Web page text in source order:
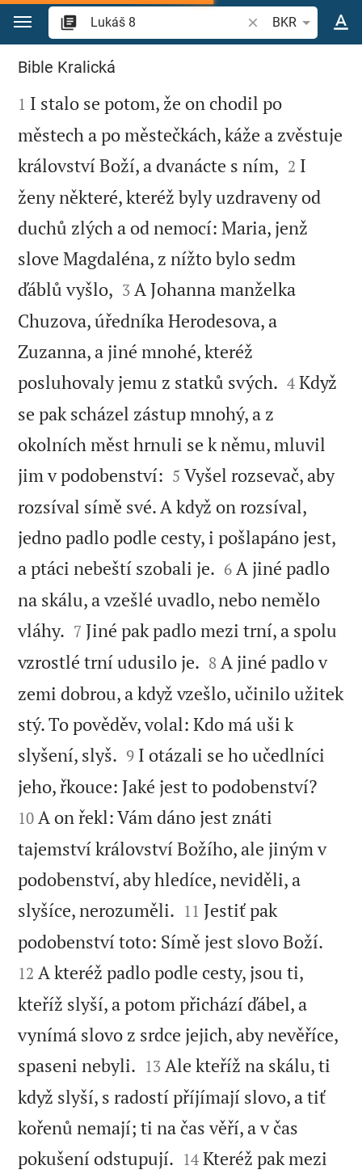
Přejít na obsah
Vyhledat biblický
BKR
Lukáš 8
Bible Kralická

1 I stalo se potom, že on chodil po
městech a po městečkách, káže a zvěstuje
království Boží, a dvanácte s ním, 

2 I
ženy některé, kteréž byly uzdraveny od
duchů zlých a od nemocí: Maria, jenž
slove Magdaléna, z nížto bylo sedm
ďáblů vyšlo, 

3 A Johanna manželka
Chuzova, úředníka Herodesova, a
Zuzanna, a jiné mnohé, kteréž
posluhovaly jemu z statků svých. 

4 Když
se pak scházel zástup mnohý, a z
okolních měst hrnuli se k němu, mluvil
jim v podobenství: 

5 Vyšel rozsevač, aby
rozsíval símě své. A když on rozsíval,
jedno padlo podle cesty, i pošlapáno jest,
a ptáci nebeští szobali je. 

6 A jiné padlo
na skálu, a vzešlé uvadlo, nebo nemělo
vláhy. 

7 Jiné pak padlo mezi trní, a spolu
vzrostlé trní udusilo je. 

8 A jiné padlo v
zemi dobrou, a když vzešlo, učinilo užitek
stý. To pověděv, volal: Kdo má uši k
slyšení, slyš. 

9 I otázali se ho učedlníci
jeho, řkouce: Jaké jest to podobenství?
10 A on řekl: Vám dáno jest znáti
tajemství království Božího, ale jiným v
podobenství, aby hledíce, neviděli, a
slyšíce, nerozuměli. 

11 Jestiť pak
podobenství toto: Símě jest slovo Boží.
12 A kteréž padlo podle cesty, jsou ti,
kteříž slyší, a potom přichází ďábel, a
vynímá slovo z srdce jejich, aby nevěříce,
spaseni nebyli. 

13 Ale kteříž na skálu, ti
když slyší, s radostí příjímají slovo, a tiť
kořenů nemají; ti na čas věří, a v čas
pokušení odstupují. 

14 Kteréž pak mezi